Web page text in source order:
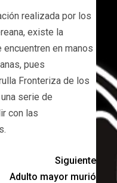
realizada por los
existe la
en manos
pues
Fronteriza de los
serie de
con las
Siguiente
Adulto mayor murió